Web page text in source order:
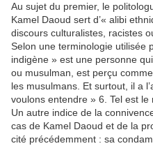
Au sujet du premier, le
Kamel Daoud sert d’« alibi
discours culturalistes, racistes
Selon une terminologie utilisée
indigène » est une personne
ou musulman, est perçu
les musulmans. Et surtout, il a
voulons entendre » 6. Tel est le
Un autre indice de la
cas de Kamel Daoud et de la
cité précédemment : sa